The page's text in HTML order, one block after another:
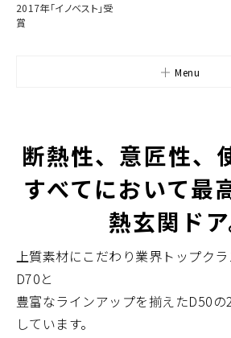
2017年「イノベスト」受
賞
Menu
断熱性、意匠性、
すべてにおいて最
熱玄関ドア
上質素材にこだわり業界トップク
D70と
豊富なラインアップを揃えたD50
しています。